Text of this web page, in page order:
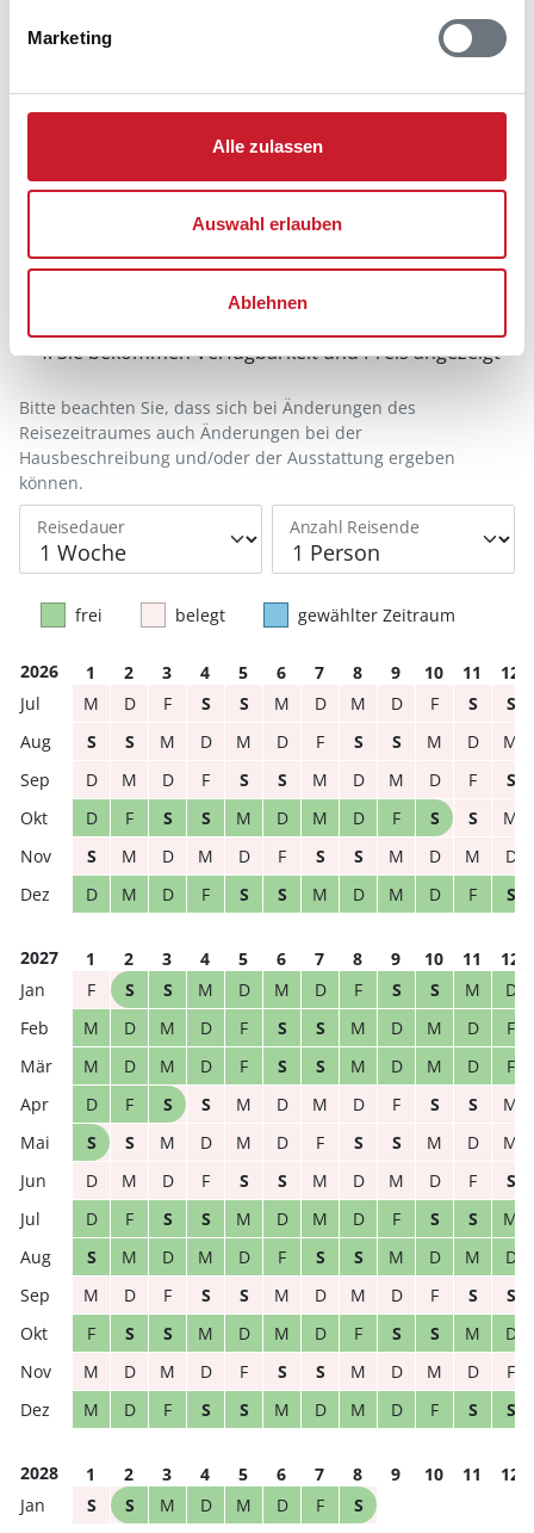
Marketing
Alle zulassen
Auswahl erlauben
Ablehnen
Reisedauer auswählen
Anzahl Reisende auswählen
Sie bekommen Verfügbarkeit und Preis angezeigt
Reisedauer Anzahl Reisende
Bitte beachten Sie, dass sich bei Änderungen des
Reisezeitraumes auch Änderungen bei der
Hausbeschreibung und/oder der Ausstattung ergeben
können.
frei belegt gewählter Zeitraum
2026 1 2 3 4 5 6 7 8 9 10 11
12
M
D F S S M D M D F S
S
S
S M D M D F S S M D
M
D
M D F S S M D M D F
S
D
F S S M D M D F S S
M
S
M D M D F S S M D M
D
D
M D F S S M D M D F S
2027 1 2 3 4 5 6 7 8 9 10 11
12
F
S S M D M D F S S M
D
M
D M D F S S M D M D
F
M
D M D F S S M D M D
F
D
F S S M D M D F S S
M
S
S M D M D F S S M D
M
D
M D F S S M D M D F
S
D
F S S M D M D F S S
M
S
M D M D F S S M D M
D
M
D F S S M D M D F S
S
F
S S M D M D F S S M
D
M
D M D F S S M D M D
F
M
D F S S M D M D F S S
2028 1 2 3 4 5 6 7 8 9 10 11
12
S
S M D M D F S